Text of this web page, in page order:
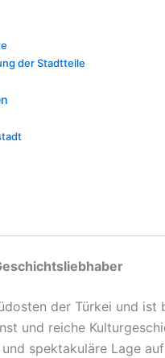
der Stadtteile
der Türkei und ist
und reiche
und spektakuläre Lage